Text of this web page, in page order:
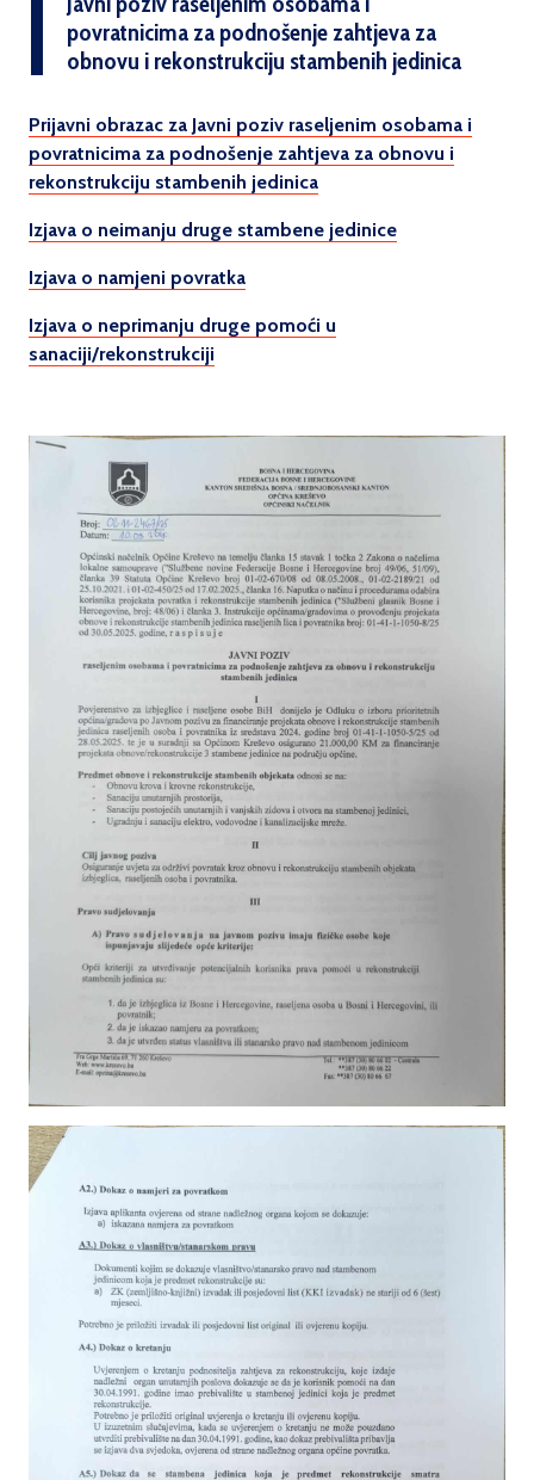
povratnicima za podnošenje zahtjeva za
obnovu i rekonstrukciju stambenih jedinica
Prijavni obrazac za Javni poziv raseljenim osobama i
povratnicima za podnošenje zahtjeva za obnovu i
rekonstrukciju stambenih jedinica
Izjava o neimanju druge stambene jedinice
Izjava o namjeni povratka
Izjava o neprimanju druge pomoći u
sanaciji/rekonstrukciji